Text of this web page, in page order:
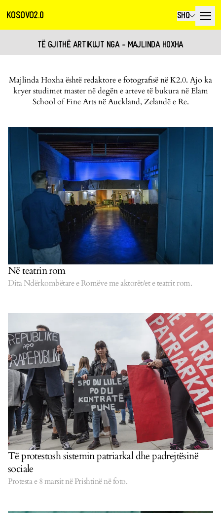
KOSOVO2.0 SHQ
TË GJITHË ARTIKUJT NGA - MAJLINDA HOXHA
Majlinda Hoxha është redaktore e fotografisë në K2.0. Ajo ka
kryer studimet master në degën e arteve të bukura në Elam
School of Fine Arts në Auckland, Zelandë e Re.
Në teatrin rom
Dita Ndërkombëtare e Romëve me aktorët/et e teatrit rom.
Të protestosh sistemin patriarkal dhe padrejtësinë
sociale
Protesta e 8 marsit në Prishtinë në foto.